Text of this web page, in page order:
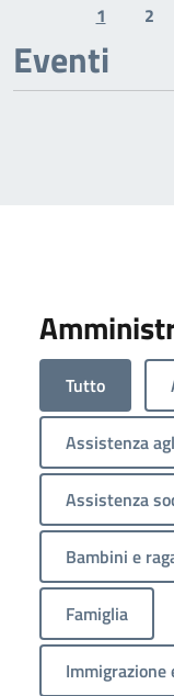
Previous page
1 2
Eventi
Tutto
Assistenza
Assistenza
Bambini e
Famiglia
Immigrazione